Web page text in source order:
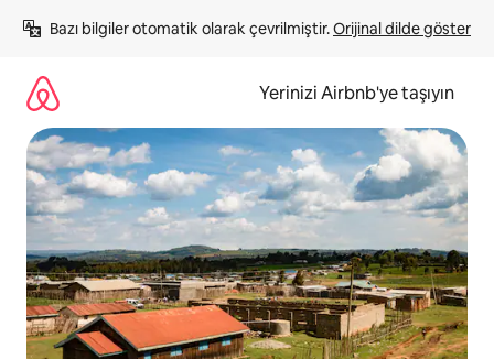
atla
Bazı bilgiler otomatik olarak çevrilmiştir. Orijinal dilde göster
Yerinizi Airbnb'ye taşıyın